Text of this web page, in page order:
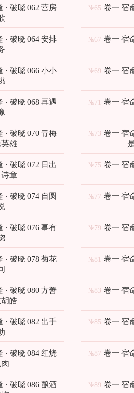
· 破晓 062 营房
№65 卷一 宿
· 破晓 064 安排
№67 卷一 宿
· 破晓 066 小小
№69 卷一 宿
· 破晓 068 再遇
№71 卷一 宿
· 破晓 070 青梅
雄
№73 卷一 宿
· 破晓 072 日出
诗章
№75 卷一 宿
· 破晓 074 自圆
№77 卷一 宿
· 破晓 076 事有
№79 卷一 宿
· 破晓 078 菊花
№81 卷一 宿
· 破晓 080 方善
皓
№83 卷一 宿
· 破晓 082 出手
№85 卷一 宿
· 破晓 084 红烧
№87 卷一 宿
· 破晓 086 酿酒
№89 卷一 宿